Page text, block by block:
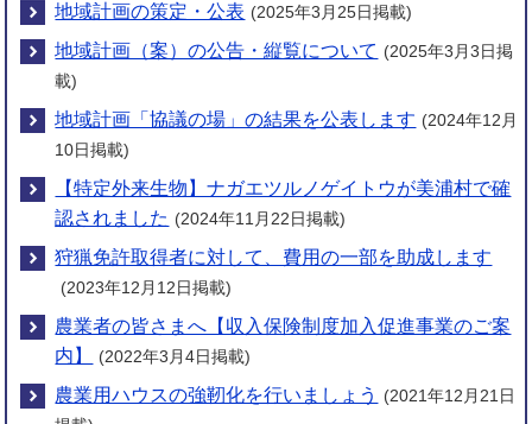
地域計画の策定・公表 (2025年3月25日掲載)
地域計画（案）の公告・縦覧について (2025年3月3日掲
載)
地域計画「協議の場」の結果を公表します (2024年12月
10日掲載)
【特定外来生物】ナガエツルノゲイトウが美浦村で確
認されました (2024年11月22日掲載)
狩猟免許取得者に対して、費用の一部を助成します
(2023年12月12日掲載)
農業者の皆さまへ【収入保険制度加入促進事業のご案
内】
(2022年3月4日掲載)
農業用ハウスの強靭化を行いましょう
(2021年12月21日